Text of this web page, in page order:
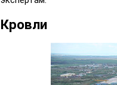
Кровли